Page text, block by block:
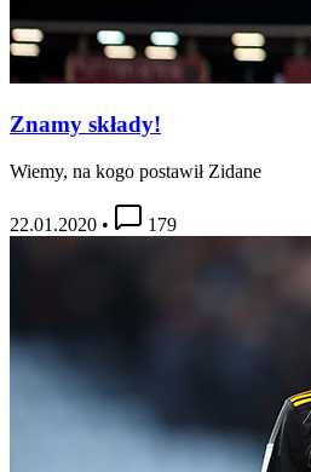
Znamy składy!
Wiemy, na kogo postawił Zidane
22.01.2020 • 179